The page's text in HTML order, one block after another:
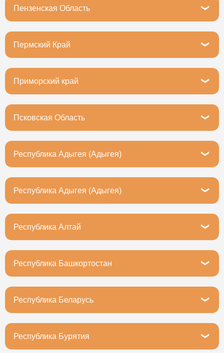
Пензенская Область
Пенза, Тернопольская улица, 4
Пермский Край
Пермь, улица 25 Октября, 22А
Приморский край
Владивосток, Днепровская улица, 21с2
Псковская Область
Псков, Октябрьский проспект, 50к2
Республика Адыгея (Адыгея)
г. Майкоп, ул. Мопра, 95
Республика Адыгея (Адыгея)
Майкоп, улица МОПРа, 95
Республика Алтай
Горно-Алтайск, улица Григория Чорос-Гуркина, 39/6
Республика Башкортостан
Уфа, Революционная улица, 98/1блокА
Республика Беларусь
Минская область, Фаниполь, ул. Якуба Коласа, 6
Республика Бурятия